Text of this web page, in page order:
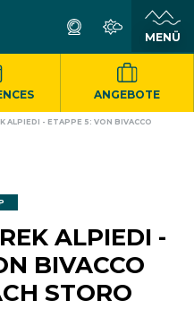
ANGEBOTE
ALPIEDI - ETAPPE 5: VON BIVACCO
ALPIEDI -
BIVACCO
STORO